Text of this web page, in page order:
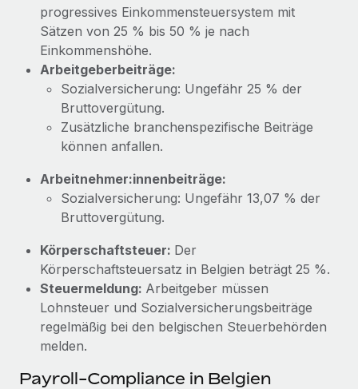
Mehr erfahren
progressives Einkommensteuersystem mit
Sätzen von 25 % bis 50 % je nach
Einkommenshöhe.
Arbeitgeberbeiträge:
Sozialversicherung: Ungefähr 25 % der
Bruttovergütung.
Zusätzliche branchenspezifische Beiträge
können anfallen.
Arbeitnehmer:innenbeiträge:
Sozialversicherung: Ungefähr 13,07 % der
Bruttovergütung.
Körperschaftsteuer: Der
Körperschaftsteuersatz in Belgien beträgt 25 %.
Steuermeldung: Arbeitgeber müssen
Lohnsteuer und Sozialversicherungsbeiträge
regelmäßig bei den belgischen Steuerbehörden
melden.
Payroll-Compliance in Belgien